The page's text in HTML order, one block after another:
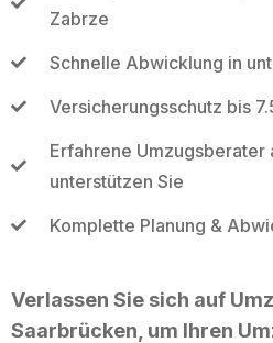
Zabrze
Schnelle Abwicklung in
Versicherungsschutz bis
Erfahrene Umzugsberater
unterstützen Sie
Komplette Planung &
Verlassen Sie sich auf
Saarbrücken, um Ihren